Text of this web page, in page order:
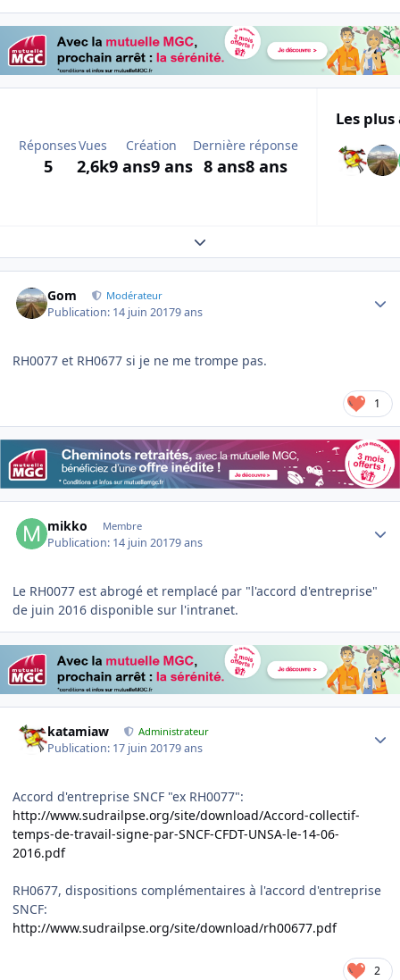
Réponses
5
Vues
2,6k
Création
9 ans9 ans
Dernière réponse
8 ans8 ans
Les
Expand topic overview
Gom Modérateur
Publication: 14 juin 20179 ans
RH0077 et RH0677 si je ne me trompe pas.
1
mikko Membre
Publication: 14 juin 20179 ans
Le RH0077 est abrogé et remplacé par "l'accord d'entreprise"
de juin 2016 disponible sur l'intranet.
katamiaw Administrateur
Publication: 17 juin 20179 ans
Accord d'entreprise SNCF "ex RH0077":
http://www.sudrailpse.org/site/download/Accord-collectif-
temps-de-travail-signe-par-SNCF-CFDT-UNSA-le-14-06-
2016.pdf
RH0677, dispositions complémentaires à l'accord d'entreprise
SNCF:
http://www.sudrailpse.org/site/download/rh00677.pdf
2